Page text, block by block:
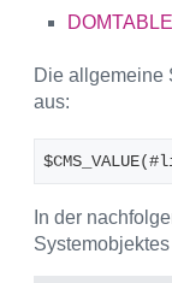
DOMTABLE
Die allgemeine
aus:
In der
Systemobjektes